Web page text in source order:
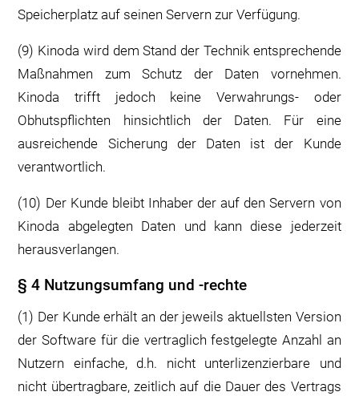
Speicherplatz auf seinen Servern zur Verfügung.
(9) Kinoda wird dem Stand der Technik entsprechende
Maßnahmen zum Schutz der Daten vornehmen.
Kinoda trifft jedoch keine Verwahrungs- oder
Obhutspflichten hinsichtlich der Daten. Für eine
ausreichende Sicherung der Daten ist der Kunde
verantwortlich.
(10) Der Kunde bleibt Inhaber der auf den Servern von
Kinoda abgelegten Daten und kann diese jederzeit
herausverlangen.
§ 4 Nutzungsumfang und -rechte
(1) Der Kunde erhält an der jeweils aktuellsten Version
der Software für die vertraglich festgelegte Anzahl an
Nutzern einfache, d.h. nicht unterlizenzierbare und
nicht übertragbare, zeitlich auf die Dauer des Vertrags